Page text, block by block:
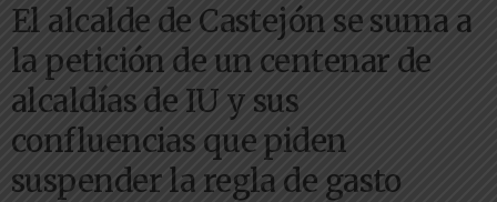
El alcalde de Castejón se suma a
la petición de un centenar de
alcaldías de IU y sus
confluencias que piden
suspender la regla de gasto